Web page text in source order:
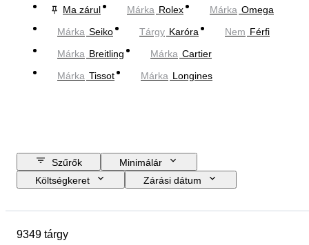
Ma zárul
Márka Rolex Márka Omega
Márka Seiko Tárgy Karóra Nem Férfi
Márka Breitling Márka Cartier
Márka Tissot Márka Longines
Szűrők
Minimálár
Költségkeret
Zárási dátum
Tárgy
9349 tárgy